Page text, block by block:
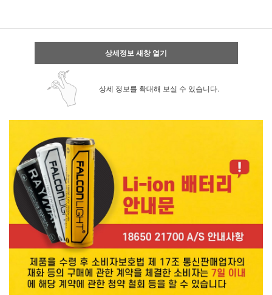
상세정보 새창 열기
상세 정보를 확대해 보실 수 있습니다.